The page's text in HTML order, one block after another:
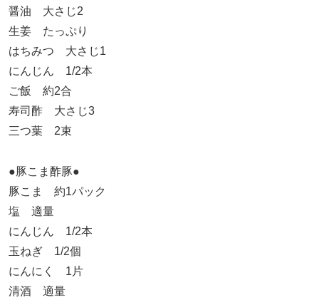
醤油 大さじ2
生姜 たっぷり
はちみつ 大さじ1
にんじん 1/2本
ご飯 約2合
寿司酢 大さじ3
三つ葉 2束
●豚こま酢豚●
豚こま 約1パック
塩 適量
にんじん 1/2本
玉ねぎ 1/2個
にんにく 1片
清酒 適量